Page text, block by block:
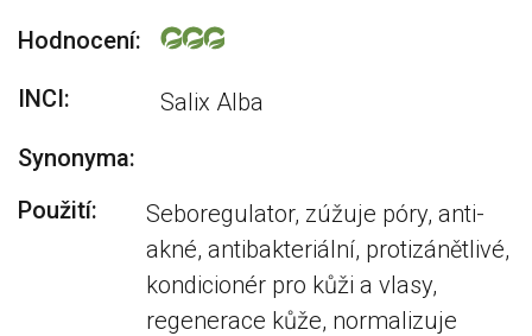
Hodnocení:
INCI:
Salix Alba
Synonyma:
Použití:
Seboregulator, zúžuje póry, anti-
akné, antibakteriální, protizánětlivé,
kondicionér pro kůži a vlasy,
regenerace kůže, normalizuje